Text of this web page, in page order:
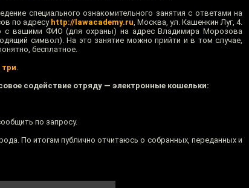
специального ознакомительного занятия с ответами на
по адресу http://lawacademy.ru, Москва, ул. Кашенкин Луг, 4.
с вашими ФИО (для охраны) на адрес Владимира Морозова
символ). На это занятие можно прийти и в том случае,
бесплатное.
три.
содействие отряду — электронные кошельки:
по запросу.
По итогам публично отчитаюсь о собранных, переданных и